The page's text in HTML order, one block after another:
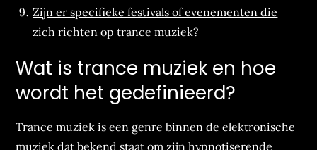
Zijn er specifieke festivals of evenementen die
zich richten op trance muziek?
Wat is trance muziek en hoe
wordt het gedefinieerd?
Trance muziek is een genre binnen de elektronische
muziek dat bekend staat om zijn hypnotiserende